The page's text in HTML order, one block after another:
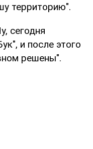
территорию".
сегодня
и после этого
решены".